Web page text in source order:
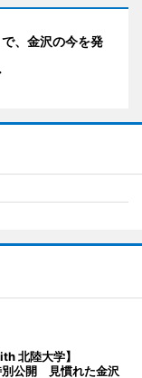
、金沢の今を発
北陸大学】
公開 見慣れた金沢